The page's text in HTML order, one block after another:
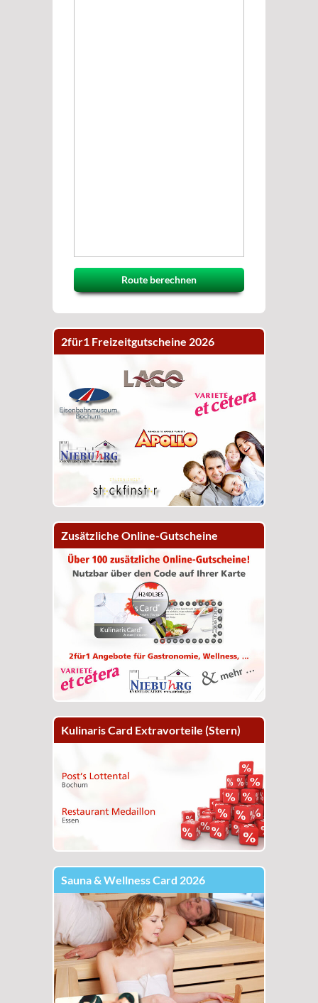
Route berechnen
2für1 Freizeitgutscheine 2026
Zusätzliche Online-Gutscheine
Kulinaris Card Extravorteile (Stern)
Sauna & Wellness Card 2026